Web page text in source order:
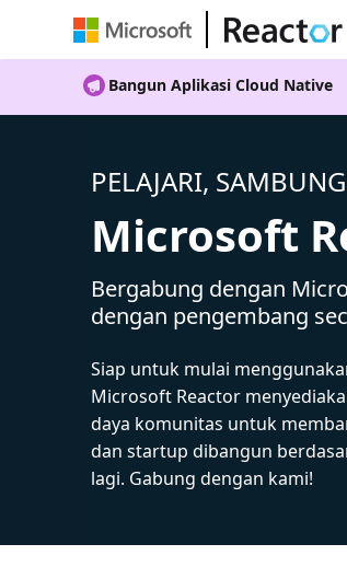
Bangun Aplikasi Cloud Native
PELAJARI,
Microsoft
Bergabung dengan
dengan pengembang
Siap untuk mulai
Microsoft Reactor
daya komunitas untuk
dan startup dibangun
lagi. Gabung dengan kami!